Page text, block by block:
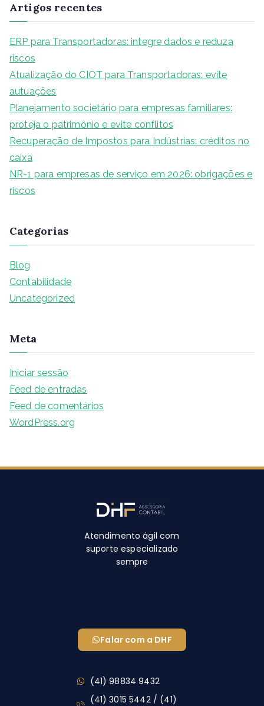
Artigos recentes
ERP para Transportadoras: integre dados e reduza
riscos
Atualização do CIOT para Transportadoras: evite
autuações
Planejamento societário para empresas familiares:
proteja o patrimônio e evite conflitos
Recuperação de Impostos para Indústrias: créditos no
caixa
NR-1 para empresas de serviço em 2026: obrigações e
riscos
Categorias
Blog
Contabilidade
Uncategorized
Meta
Iniciar sessão
Feed de entradas
Feed de comentários
WordPress.org
Atendimento ágil com
suporte especializado
sempre
Falar com a DHF
(41) 98834 9432
(41) 3015 5442 / (41)